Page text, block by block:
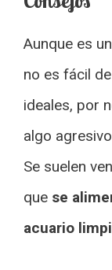
Aunque es
no es fácil
ideales, por
algo
Se suelen
que se
acuario